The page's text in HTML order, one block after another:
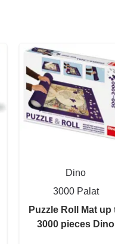
Dino
3000 Palat
Puzzle Roll Mat up
3000 pieces Dino